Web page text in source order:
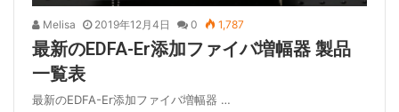
Melisa 2019年12月4日 0 1,787
最新のEDFA-Er添加ファイバ増幅器 製品
一覧表
最新のEDFA-Er添加ファイバ増幅器 …